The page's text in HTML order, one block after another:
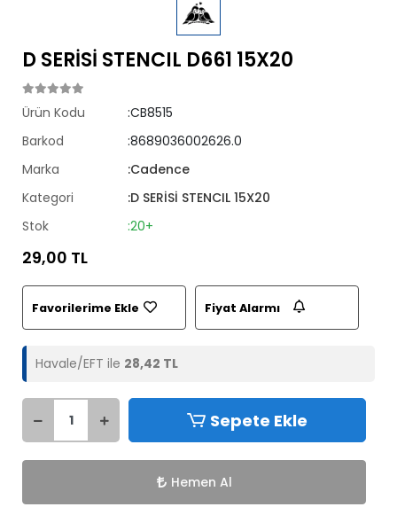
D SERİSİ STENCIL D661 15X20
Ürün Kodu
:CB8515
Barkod
:8689036002626.0
Marka
:Cadence
Kategori
:D SERİSİ STENCIL 15X20
Stok
:20+
29,00 TL
Favorilerime Ekle Fiyat Alarmı
Havale/EFT ile 28,42 TL
Sepete Ekle
Hemen Al